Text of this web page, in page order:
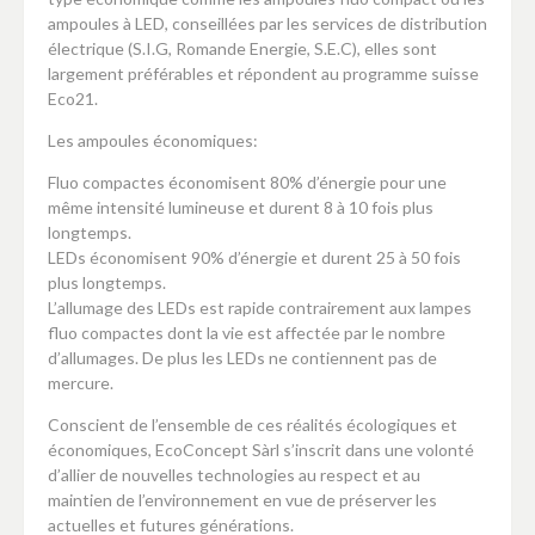
ampoules à LED, conseillées par les services de distribution
électrique (S.I.G, Romande Energie, S.E.C), elles sont
largement préférables et répondent au programme suisse
Eco21.
Les ampoules économiques:
Fluo compactes économisent 80% d’énergie pour une
même intensité lumineuse et durent 8 à 10 fois plus
longtemps.
LEDs économisent 90% d’énergie et durent 25 à 50 fois
plus longtemps.
L’allumage des LEDs est rapide contrairement aux lampes
fluo compactes dont la vie est affectée par le nombre
d’allumages. De plus les LEDs ne contiennent pas de
mercure.
Conscient de l’ensemble de ces réalités écologiques et
économiques, EcoConcept Sàrl s’inscrit dans une volonté
d’allier de nouvelles technologies au respect et au
maintien de l’environnement en vue de préserver les
actuelles et futures générations.